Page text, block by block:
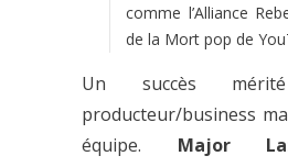
comme l’Alliance
de la Mort pop de
Un succès
producteur/business
équipe. Major